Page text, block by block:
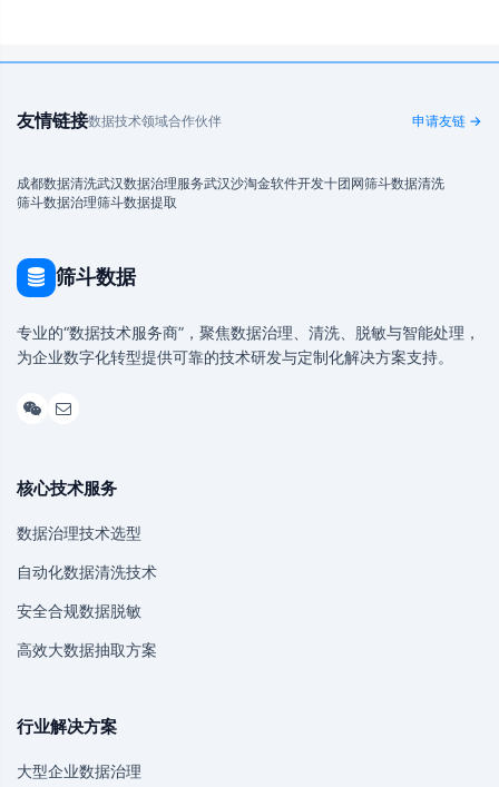
友情链接数据技术领域合作伙伴 申请友链 →
成都数据清洗武汉数据治理服务武汉沙淘金软件开发十团网筛斗数据清洗
筛斗数据治理筛斗数据提取
筛斗数据
专业的“数据技术服务商”，聚焦数据治理、清洗、脱敏与智能处理，
为企业数字化转型提供可靠的技术研发与定制化解决方案支持。
核心技术服务
数据治理技术选型
自动化数据清洗技术
安全合规数据脱敏
高效大数据抽取方案
行业解决方案
大型企业数据治理